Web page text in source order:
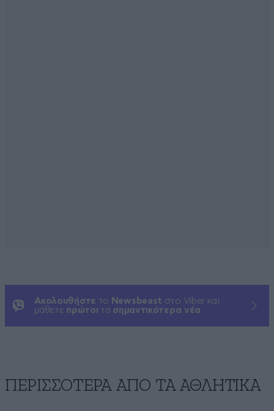
Ακολουθήστε το Newsbeast στο Viber και
μάθετε πρώτοι τα σημαντικότερα νέα
ΠΕΡΙΣΣΟΤΕΡΑ ΑΠΟ ΤA ΑΘΛΗΤΙΚΑ